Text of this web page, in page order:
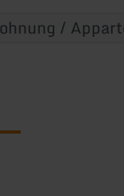
/